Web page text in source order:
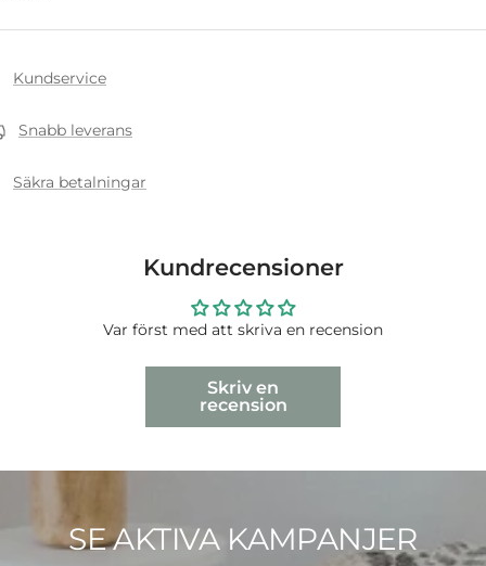
Kundservice
Snabb leverans
Säkra betalningar
Kundrecensioner
Var först med att skriva en recension
Skriv en
recension
SE AKTIVA KAMPANJER